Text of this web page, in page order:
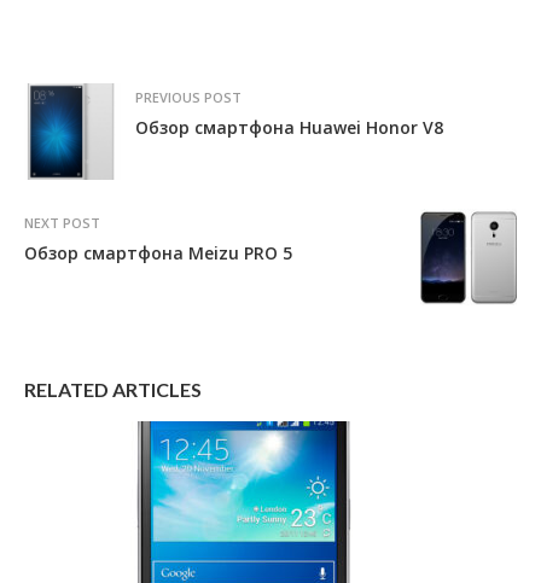
PREVIOUS POST
Обзор смартфона Huawei Honor V8
NEXT POST
Обзор смартфона Meizu PRO 5
RELATED ARTICLES